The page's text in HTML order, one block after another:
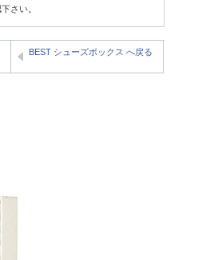
さい。
BEST シューズボックス へ戻る